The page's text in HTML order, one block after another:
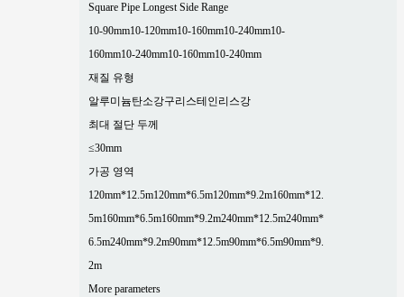
Square Pipe Longest Side Range
10-90mm10-120mm10-160mm10-240mm10-
160mm10-240mm10-160mm10-240mm
재질 유형
알루미늄탄소강구리 스테인리스강
최대 절단 두께
≤30mm
가공 영역
120mm*12.5m120mm*6.5m120mm*9.2m160mm*12.
5m160mm*6.5m160mm*9.2m240mm*12.5m240mm*
6.5m240mm*9.2m90mm*12.5m90mm*6.5m90mm*9.
2m
More parameters